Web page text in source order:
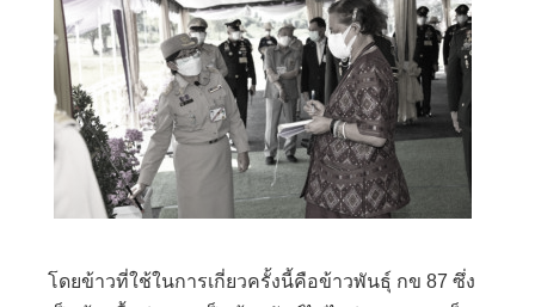
โดยข้าวที่ใช้ในการเกี่ยวครั้งนี้คือข้าวพันธุ์ กข 87 ซึ่ง